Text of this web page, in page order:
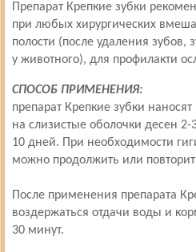
Препарат Крепкие зубки
при любых хирургических
полости (после удаления зубов,
у животного), для профилакти
СПОСОБ ПРИМЕНЕНИЯ:
препарат Крепкие зубки
на слизистые оболочки десен
10 дней. При необходимости
можно продолжить или
После применения препарата
воздержаться отдачи воды и
30 минут.